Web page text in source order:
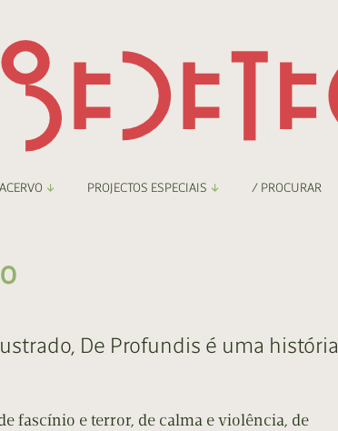
ACERVO
Fanzineteca Comicarte
Documentos
PROJECTOS ESPECIAIS / PROCURAR
De Profundis é uma história
fascínio e terror, de calma e violência, de